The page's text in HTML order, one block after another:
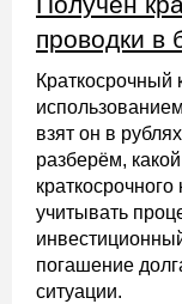
проводки в
Краткосрочный
взят он в
разберём,
краткосрочного
учитывать
погашение
ситуации.